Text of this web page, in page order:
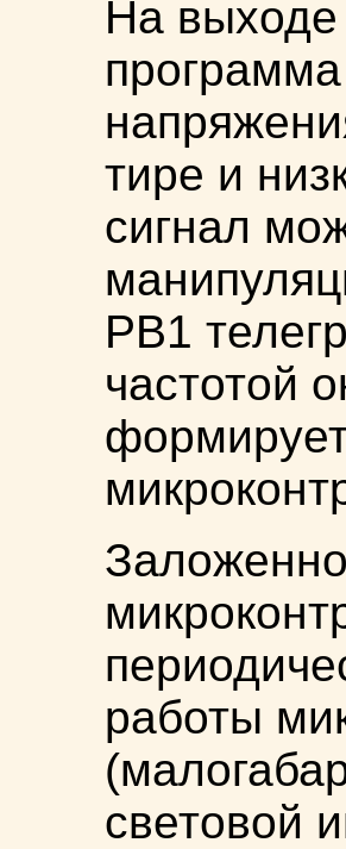
На
тире и
сигнал
РВ1
частотой
работы
световой